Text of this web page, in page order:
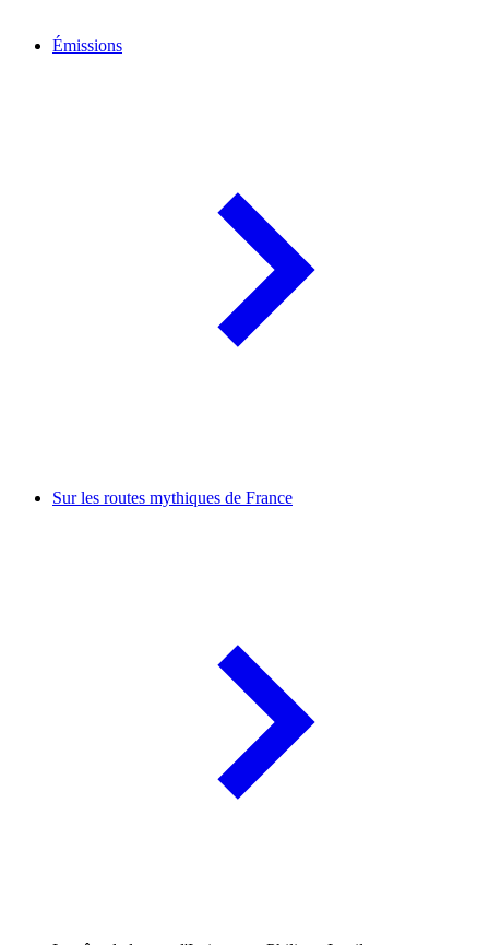
Émissions
Sur les routes mythiques de France